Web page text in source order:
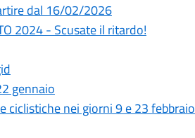
dal 16/02/2026
2024 - Scusate il ritardo!
gennaio
ciclistiche nei giorni 9 e 23 febbraio